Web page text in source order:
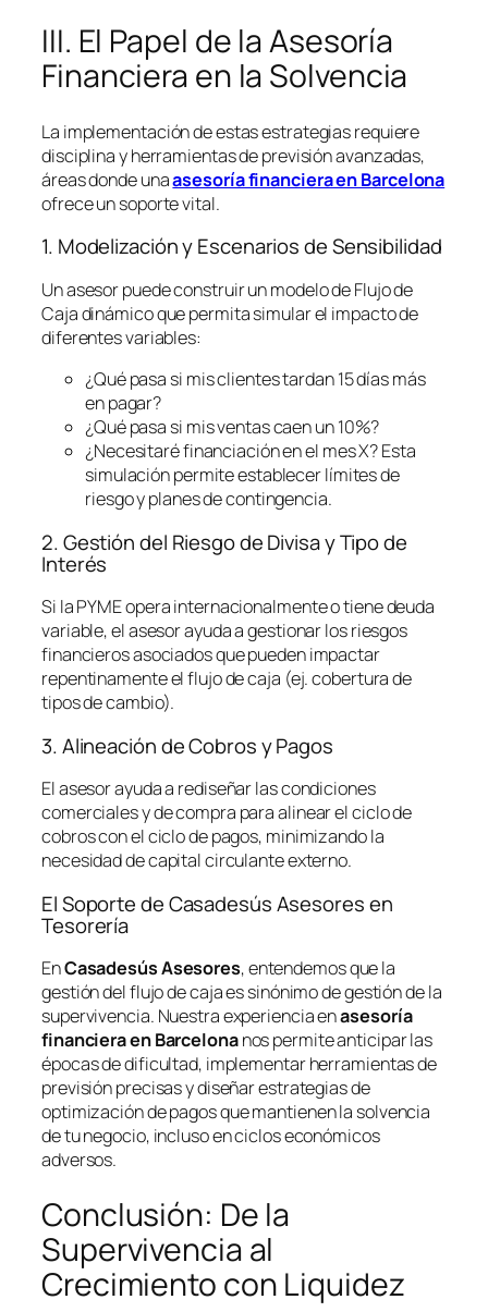
III. El Papel de la Asesoría
Financiera en la Solvencia
La implementación de estas estrategias requiere
disciplina y herramientas de previsión avanzadas,
áreas donde unaasesoría financiera en Barcelona
ofrece un soporte vital.
1. Modelización y Escenarios de Sensibilidad
Un asesor puede construir un modelo de Flujo de
Caja dinámico que permita simular el impacto de
diferentes variables:
¿Qué pasa si mis clientes tardan 15 días más
en pagar?
¿Qué pasa si mis ventas caen un 10%?
¿Necesitaré financiación en el mes X? Esta
simulación permite establecer límites de
riesgo y planes de contingencia.
2. Gestión del Riesgo de Divisa y Tipo de
Interés
Si la PYME opera internacionalmente o tiene deuda
variable, el asesor ayuda a gestionar los riesgos
financieros asociados que pueden impactar
repentinamente el flujo de caja (ej. cobertura de
tipos de cambio).
3. Alineación de Cobros y Pagos
El asesor ayuda a rediseñar las condiciones
comerciales y de compra para alinear el ciclo de
cobros con el ciclo de pagos, minimizando la
necesidad de capital circulante externo.
El Soporte de Casadesús Asesores en
Tesorería
EnCasadesús Asesores, entendemos que la
gestión del flujo de caja es sinónimo de gestión de la
supervivencia. Nuestra experiencia enasesoría
financiera en Barcelonanos permite anticipar las
épocas de dificultad, implementar herramientas de
previsión precisas y diseñar estrategias de
optimización de pagos que mantienen la solvencia
de tu negocio, incluso en ciclos económicos
adversos.
Conclusión: De la
Supervivencia al
Crecimiento con Liquidez